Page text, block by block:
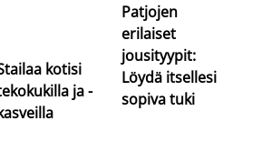
kotisi
ja -
Patjojen
erilaiset
jousityypit:
Löydä itsellesi
sopiva tuki